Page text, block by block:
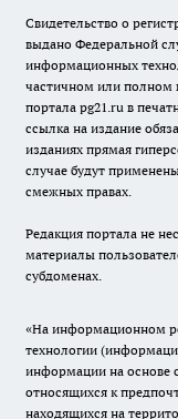
Свидетельство о
выдано Федеральной
информационных
частичном или полном
портала pg21.ru в
ссылка на издание
изданиях прямая
случае будут
смежных правах.
Редакция портала не
материалы
субдоменах.
«На информационном
технологии
информации на основе
относящихся к
находящихся на